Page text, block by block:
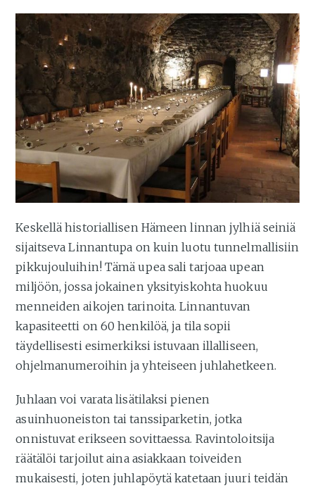
Keskellä historiallisen Hämeen linnan jylhiä seiniä
sijaitseva Linnantupa on kuin luotu tunnelmallisiin
pikkujouluihin! Tämä upea sali tarjoaa upean
miljöön, jossa jokainen yksityiskohta huokuu
menneiden aikojen tarinoita. Linnantuvan
kapasiteetti on 60 henkilöä, ja tila sopii
täydellisesti esimerkiksi istuvaan illalliseen,
ohjelmanumeroihin ja yhteiseen juhlahetkeen.
Juhlaan voi varata lisätilaksi pienen
asuinhuoneiston tai tanssiparketin, jotka
onnistuvat erikseen sovittaessa. Ravintoloitsija
räätälöi tarjoilut aina asiakkaan toiveiden
mukaisesti, joten juhlapöytä katetaan juuri teidän